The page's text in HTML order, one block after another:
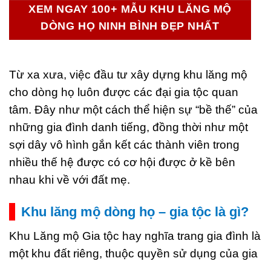
XEM NGAY 100+ MẪU KHU LĂNG MỘ
DÒNG HỌ NINH BÌNH ĐẸP NHẤT
Từ xa xưa, việc đầu tư xây dựng khu lăng mộ
cho dòng họ luôn được các đại gia tộc quan
tâm. Đây như một cách thể hiện sự “bề thế” của
những gia đình danh tiếng, đồng thời như một
sợi dây vô hình gắn kết các thành viên trong
nhiều thế hệ được có cơ hội được ở kề bên
nhau khi về với đất mẹ.
Khu lăng mộ dòng họ – gia tộc là gì?
Khu Lăng mộ Gia tộc hay nghĩa trang gia đình là
một khu đất riêng, thuộc quyền sử dụng của gia